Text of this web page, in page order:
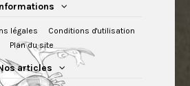
légales
Conditions d'utilisation
Plan du site
articles